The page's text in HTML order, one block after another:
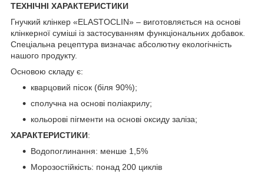
ТЕХНІЧНІ ХАРАКТЕРИСТИКИ
Гнучкий клінкер «ELASTOCLIN» – виготовляється на основі
клінкерної суміші із застосуванням функціональних добавок.
Спеціальна рецептура визначає абсолютну екологічність
нашого продукту.
Основою складу є:
кварцовий пісок (біля 90%);
сполучна на основі поліакрилу;
кольорові пігменти на основі оксиду заліза;
ХАРАКТЕРИСТИКИ:
Водопоглинання: менше 1,5%
Морозостійкість: понад 200 циклів